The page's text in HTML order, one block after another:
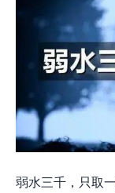
弱水三千，只取